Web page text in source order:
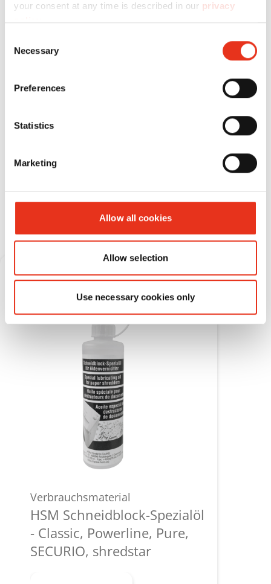
your consent at any time is described in our privacy
policy.
Selection
Necessary
Preferences
Statistics
Marketing
Allow all cookies
Allow selection
Use necessary cookies only
Verbrauchsmaterial
Verbrauchsmaterial
HSM Schneidblock-Spezialöl
- Classic, Powerline, Pure,
SECURIO, shredstar